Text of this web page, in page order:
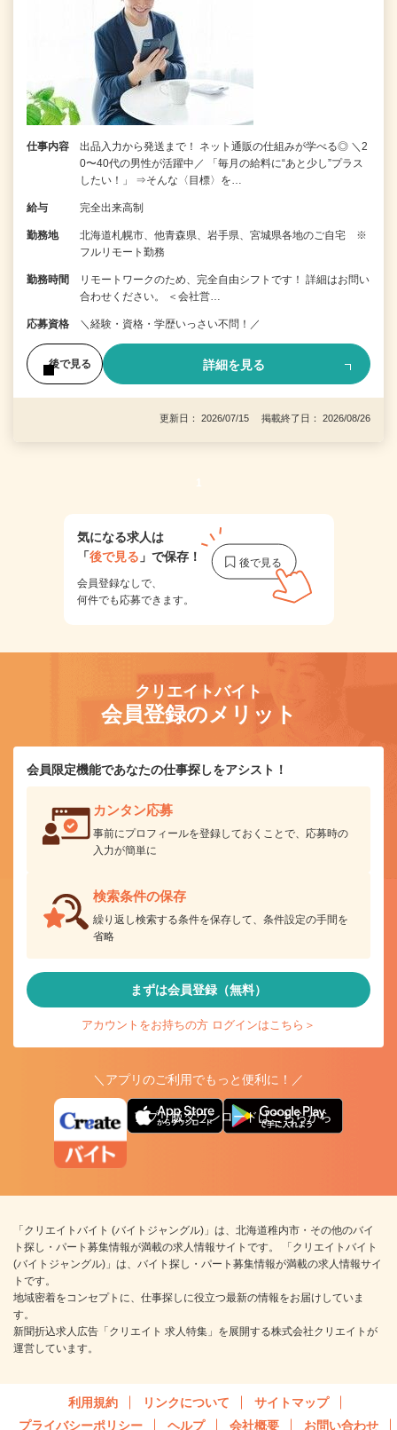
仕事内容
出品入力から発送まで！ ネット通販の仕組みが学べる◎ ＼2
0〜40代の男性が活躍中／ 「毎月の給料に“あと少し”プラス
したい！」 ⇒そんな〈目標〉を…
給与 完全出来高制
勤務地
北海道札幌市、他青森県、岩手県、宮城県各地のご自宅 ※
フルリモート勤務
勤務時間
リモートワークのため、完全自由シフトです！ 詳細はお問い
合わせください。 ＜会社営…
応募資格 ＼経験・資格・学歴いっさい不問！／
後で見る 詳細を見る
更新日： 2026/07/15 掲載終了日： 2026/08/26
1
気になる求人は
「後で見る 」で保存！
会員登録なしで、
何件でも応募できます。
クリエイトバイト
会員登録のメリット
会員限定機能であなたの仕事探しをアシスト！
カンタン応募
事前にプロフィールを登録しておくことで、応募時の
入力が簡単に
検索条件の保存
繰り返し検索する条件を保存して、条件設定の手間を
省略
まずは会員登録（無料）
アカウントをお持ちの方 ログインはこちら＞
＼アプリのご利用でもっと便利に！／
アプリ版ダウンロードはこちらから
「クリエイトバイト (バイトジャングル)」は、北海道稚内市・その他のバイ
ト探し・パート募集情報が満載の求人情報サイトです。 「クリエイトバイト
(バイトジャングル)」は、バイト探し・パート募集情報が満載の求人情報サイ
トです。
地域密着をコンセプトに、仕事探しに役立つ最新の情報をお届けしていま
す。
新聞折込求人広告「クリエイト 求人特集」を展開する株式会社クリエイトが
運営しています。
利用規約 リンクについて
サイトマップ
プライバシーポリシー
ヘルプ 会社概要 お問い合わせ